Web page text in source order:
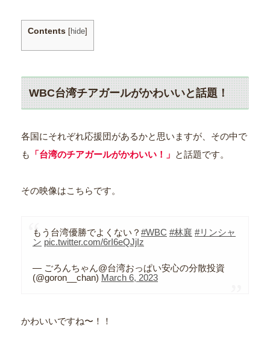
Contents [hide]
WBC台湾チアガールがかわいいと話題！
各国にそれぞれ応援団があるかと思いますが、その中で
も
「台湾のチアガールがかわいい！」 と話題です。
その映像はこちらです。
もう台湾優勝でよくない？ #WBC #林襄 #リンシャ
ン pic.twitter.com/6rI6eQJjIz
— ごろんちゃん@台湾おっぱい安心の分散投資
(@goron__chan) March 6, 2023
かわいいですね〜！！